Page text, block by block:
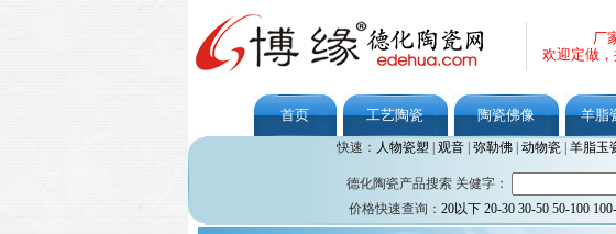
厂
欢迎定做
首页 工艺陶瓷 陶瓷佛像 羊脂
快速： 人物瓷塑 观音| 弥勒佛| 动物瓷| 羊脂玉
德化陶瓷产品搜索 关健字：
价格快速查询： 20以下 20-30 30-50 50-100